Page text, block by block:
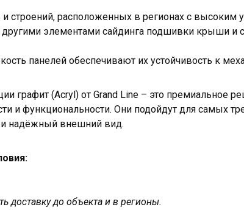
строений, расположенных в регионах с высоким
другими элементами сайдинга подшивки крыши и
панелей обеспечивают их устойчивость к
графит (Acryl) от Grand Line – это премиальное
и функциональности. Они подойдут для самых
и надёжный внешний вид.
доставку до объекта и в регионы.